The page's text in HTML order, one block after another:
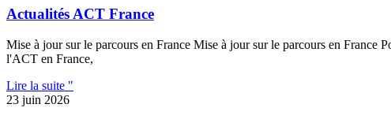
Actualités ACT France
Mise à jour sur le parcours en France Mise à jour sur le parcours en France
l'ACT en France,
Lire la suite "
23 juin 2026